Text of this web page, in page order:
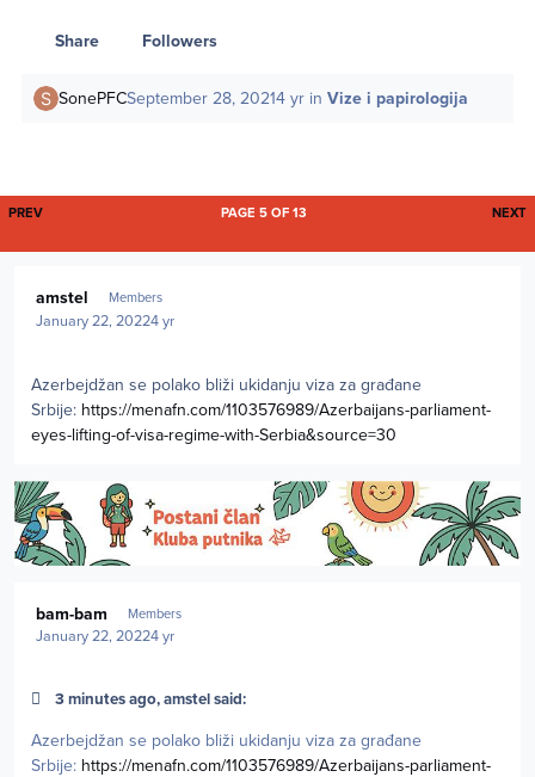
Share Followers
SonePFCSeptember 28, 20214 yr inVize i papirologija
FIRST PAGE
PREV NEXT
PAGE 5 OF 13
amstel Members
January 22, 20224 yr
Azerbejdžan se polako bliži ukidanju viza za građane
Srbije: https://menafn.com/1103576989/Azerbaijans-parliament-
eyes-lifting-of-visa-regime-with-Serbia&source=30
bam-bam Members
January 22, 20224 yr
3 minutes ago, amstel said:
Azerbejdžan se polako bliži ukidanju viza za građane
Srbije: https://menafn.com/1103576989/Azerbaijans-parliament-